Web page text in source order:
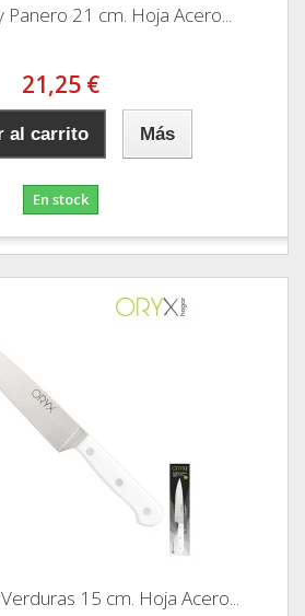
Panero 21 cm. Hoja Acero...
21,25 €
al carrito Más
En stock
15 cm. Hoja Acero...